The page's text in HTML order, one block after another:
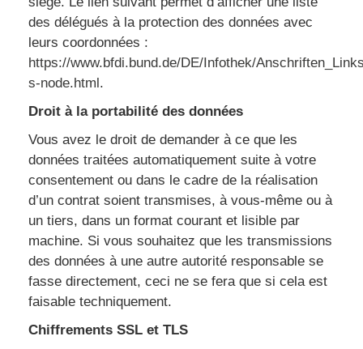
des délégués à la protection des données avec
leurs coordonnées :
https://www.bfdi.bund.de/DE/Infothek/
s-node.html.
Droit à la portabilité des données
Vous avez le droit de demander à ce que les
données traitées automatiquement suite à votre
consentement ou dans le cadre de la réalisation
d’un contrat soient transmises, à vous-même ou à
un tiers, dans un format courant et lisible par
machine. Si vous souhaitez que les transmissions
des données à une autre autorité responsable se
fasse directement, ceci ne se fera que si cela est
faisable techniquement.
Chiffrements SSL et TLS